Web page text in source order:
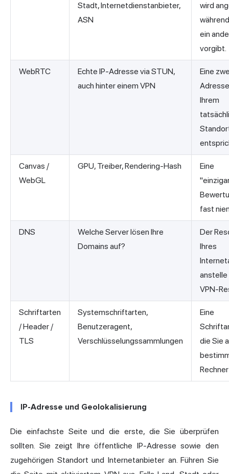
Stadt, Internetdienstanbieter,
ASN
wird
ein
vorgibt.
WebRTC
Echte IP-Adresse via STUN,
auch hinter einem VPN
Eine
Ihrem
Canvas /
WebGL
GPU, Treiber, Rendering-Hash
Eine
fast
DNS
Welche Server lösen Ihre
Domains auf?
Der
Ihres
VPN-
Schriftarten
/ Header /
TLS
Systemschriftarten,
Benutzeragent,
Verschlüsselungssammlungen
Eine
die Sie
IP-Adresse und Geolokalisierung
Die einfachste Seite und die erste, die Sie überprüfen
sollten. Sie zeigt Ihre öffentliche IP-Adresse sowie den
zugehörigen Standort und Internetanbieter an. Führen Sie